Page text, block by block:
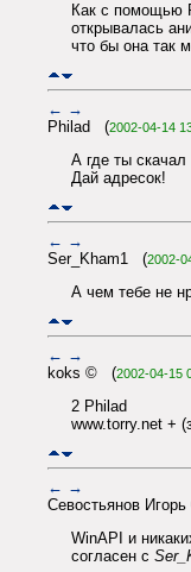
Как с помощью
открывалась
что бы она так
← →
Philad (2002-04-14
А где ты скачал
Дай адресок!
← →
Ser_Kham1 (2002-
А чем тебе не
← →
koks © (2002-04-15
2 Philad
www.torry.net +
← →
Севостьянов
WinAPI и
согласен с